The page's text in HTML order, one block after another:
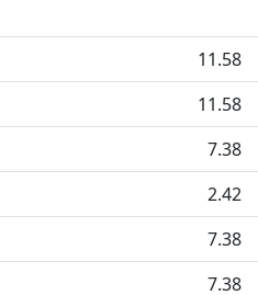
11.58
11.58
7.38
2.42
7.38
7.38